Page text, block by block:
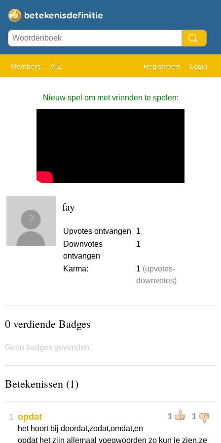
Members A-Z Registreren Login
Nieuw spel om met vrienden te spelen:
fay
Upvotes ontvangen
1
Downvotes
ontvangen
1
Karma: 1 (upvotes-
downvotes)
0 verdiende Badges
Geen badges gevonden.
Betekenissen (1)
1 1 1
opdat
het hoort bij doordat,zodat,omdat,en
opdat het zijn allemaal voegwoorden zo kun je zien.ze